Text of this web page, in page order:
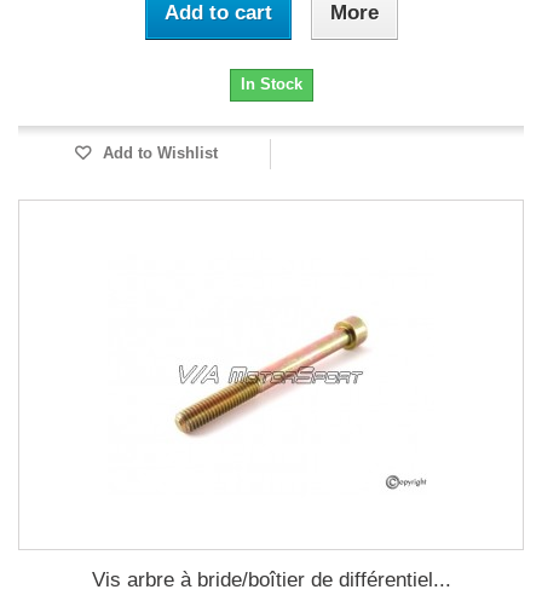
Add to cart More
In Stock
Add to Wishlist
Vis arbre à bride/boîtier de différentiel...